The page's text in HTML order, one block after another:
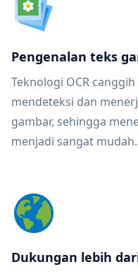
Pengenalan teks
Teknologi OCR
mendeteksi dan
gambar, sehingga
menjadi sangat mudah.
Dukungan lebih